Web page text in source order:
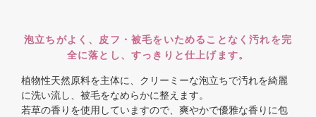
泡立ちがよく、皮フ・被毛をいためることなく汚れを完
全に落とし、すっきりと仕上げます。
植物性天然原料を主体に、クリーミーな泡立ちで汚れを綺麗
に洗い流し、被毛をなめらかに整えます。
若草の香りを使用していますので、爽やかで優雅な香りに包